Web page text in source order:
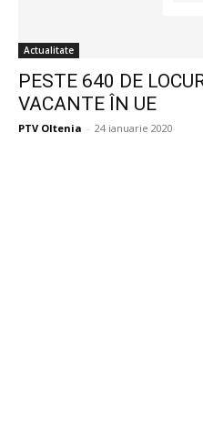
Actualitate
PESTE 640 DE
VACANTE ÎN UE
PTV Oltenia - 24 ianuarie 2020